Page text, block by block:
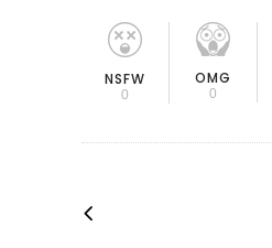
NSFW
0
OMG
0